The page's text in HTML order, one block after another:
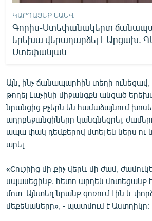
ԿԱՐԴԱՑԵՔ ՆԱԵՎ
Գորիս-Ստեփանակերտ
երեխա վերադարձել է Արցախ.
Ստեփանյան
Այն, ինչ ճանապարհին տեղի
թողել Լաչինի միջանցքն անցած
նրանցից քչերն են համաձայնում
ադրբեջանցիները կանգնեցրել,
ապա փակ դեմքերով մտել են ներս ու
արել։
«Շուշիից մի քիչ վերև մի ժամ,
սպասեցինք, հետո արդեն մոտեցանք
մոտ։ Այնտեղ նրանք գոռում էին և
մեքենաները», - պատմում է Աստղիկը։